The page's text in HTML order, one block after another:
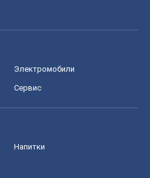
Электромобили
Сервис
Напитки